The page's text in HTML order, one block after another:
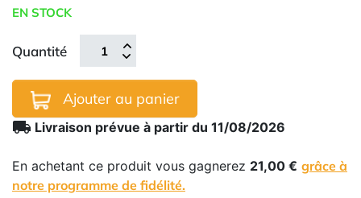
EN STOCK
Quantité
Ajouter au panier
local_shipping Livraison prévue à partir du 11/08/2026
En achetant ce produit vous gagnerez 21,00 € grâce à
notre programme de fidélité.